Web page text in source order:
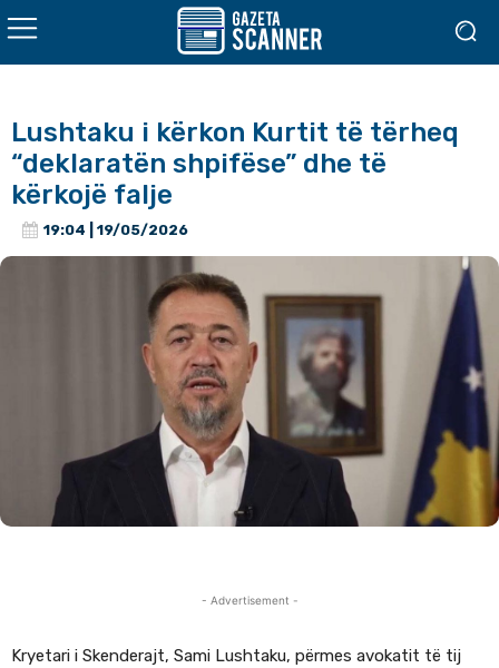
Lushtaku i kërkon Kurtit të tërheq
“deklaratën shpifëse” dhe të
kërkojë falje
19:04 | 19/05/2026
- Advertisement -
Kryetari i Skenderajt, Sami Lushtaku, përmes avokatit të tij